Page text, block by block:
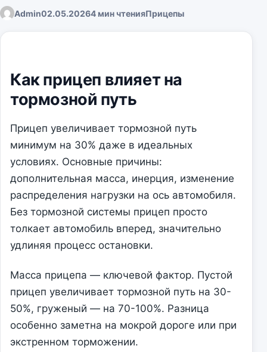
Admin02.05.20264 мин чтенияПрицепы
Как прицеп влияет на
тормозной путь
Прицеп увеличивает тормозной путь
минимум на 30% даже в идеальных
условиях. Основные причины:
дополнительная масса, инерция, изменение
распределения нагрузки на ось автомобиля.
Без тормозной системы прицеп просто
толкает автомобиль вперед, значительно
удлиняя процесс остановки.
Масса прицепа — ключевой фактор. Пустой
прицеп увеличивает тормозной путь на 30-
50%, груженый — на 70-100%. Разница
особенно заметна на мокрой дороге или при
экстренном торможении.